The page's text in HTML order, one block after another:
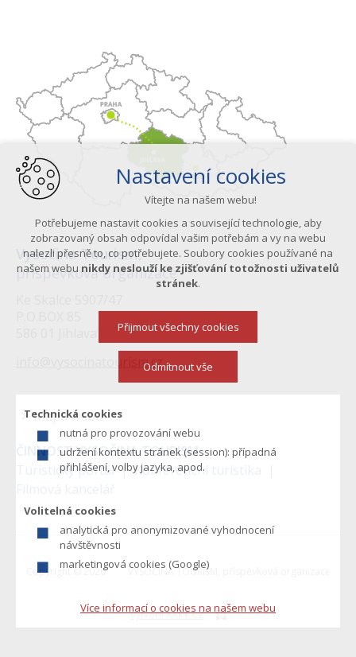
ČINNOST VYSOČINA TOURISM:
Turistický portál
Konferenční turistika
Vysočina Tourism,
příspěvková organizace
info@vysocinatourism.cz
Menu
zápatí
Mapa webu
Copyright © 2026 VYSOČINA TOURISM, příspěvková organizace
Vytvořil XART.CZ
Nastavení cookies
Vítejte na našem webu!
Potřebujeme nastavit cookies a související technologie, aby
zobrazovaný obsah odpovídal vašim potřebám a vy na webu
nalezli přesně to, co potřebujete. Soubory cookies používané na
našem webu nikdy neslouží ke zjišťování totožnosti uživatelů
stránek.
Technická cookies
nutná pro provozování webu
udržení kontextu stránek (session): případná
přihlášení, volby jazyka, apod.
Volitelná cookies
analytická pro anonymizované vyhodnocení
návštěvnosti
marketingová cookies (Google)
Více informací o cookies na našem webu
Přijmout všechny cookies
Odmítnout vše